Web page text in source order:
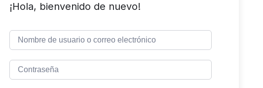
¡Hola, bienvenido de nuevo!